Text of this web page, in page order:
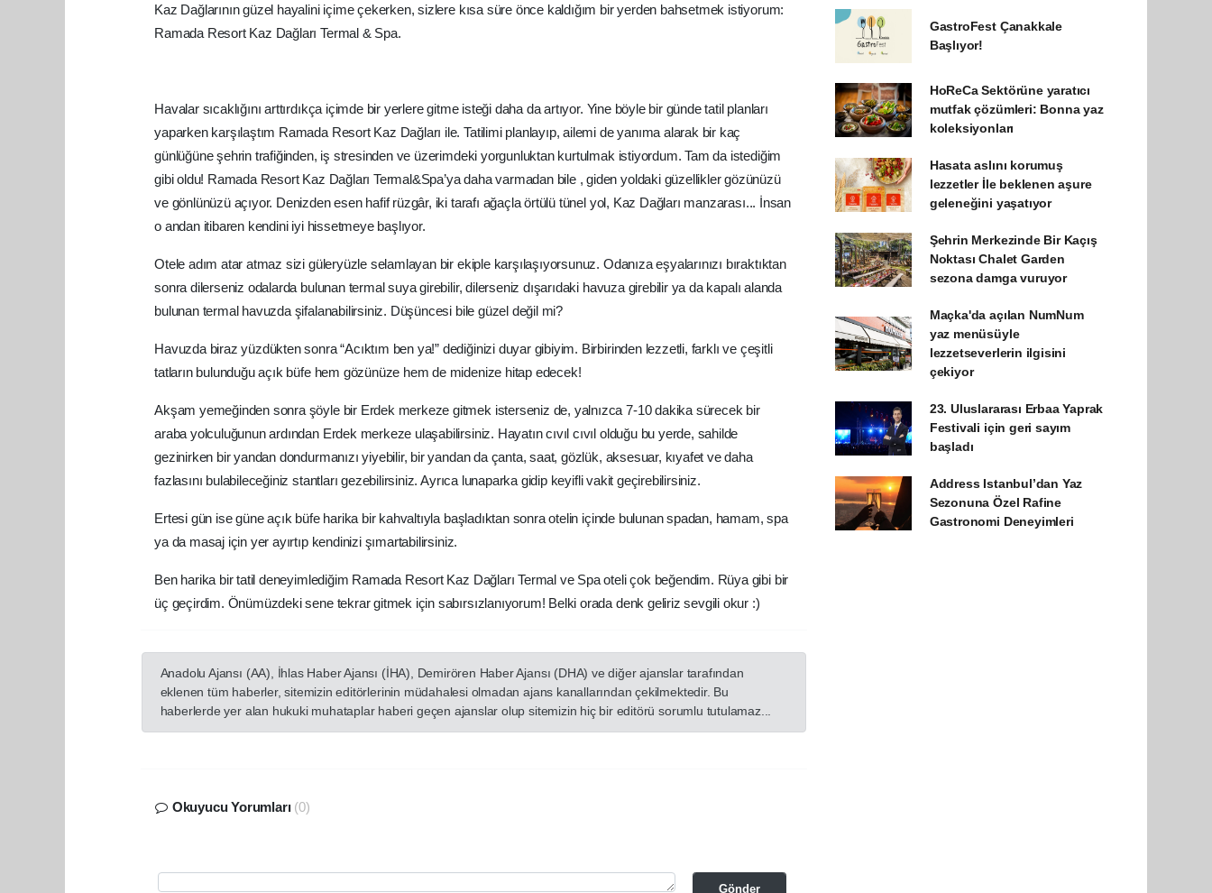
Kaz Dağlarının güzel hayalini içime çekerken, sizlere kısa süre önce kaldığım bir yerden bahsetmek istiyorum:
Ramada Resort Kaz Dağları Termal & Spa.
Havalar sıcaklığını arttırdıkça içimde bir yerlere gitme isteği daha da artıyor. Yine böyle bir günde tatil planları
yaparken karşılaştım Ramada Resort Kaz Dağları ile. Tatilimi planlayıp, ailemi de yanıma alarak bir kaç
günlüğüne şehrin trafiğinden, iş stresinden ve üzerimdeki yorgunluktan kurtulmak istiyordum. Tam da istediğim
gibi oldu! Ramada Resort Kaz Dağları Termal&Spa’ya daha varmadan bile , giden yoldaki güzellikler gözünüzü
ve gönlünüzü açıyor. Denizden esen hafif rüzgâr, iki tarafı ağaçla örtülü tünel yol, Kaz Dağları manzarası... İnsan
o andan itibaren kendini iyi hissetmeye başlıyor.
Otele adım atar atmaz sizi güleryüzle selamlayan bir ekiple karşılaşıyorsunuz. Odanıza eşyalarınızı bıraktıktan
sonra dilerseniz odalarda bulunan termal suya girebilir, dilerseniz dışarıdaki havuza girebilir ya da kapalı alanda
bulunan termal havuzda şifalanabilirsiniz. Düşüncesi bile güzel değil mi?
Havuzda biraz yüzdükten sonra “Acıktım ben ya!” dediğinizi duyar gibiyim. Birbirinden lezzetli, farklı ve çeşitli
tatların bulunduğu açık büfe hem gözünüze hem de midenize hitap edecek!
Akşam yemeğinden sonra şöyle bir Erdek merkeze gitmek isterseniz de, yalnızca 7-10 dakika sürecek bir
araba yolculuğunun ardından Erdek merkeze ulaşabilirsiniz. Hayatın cıvıl cıvıl olduğu bu yerde, sahilde
gezinirken bir yandan dondurmanızı yiyebilir, bir yandan da çanta, saat, gözlük, aksesuar, kıyafet ve daha
fazlasını bulabileceğiniz stantları gezebilirsiniz. Ayrıca lunaparka gidip keyifli vakit geçirebilirsiniz.
Ertesi gün ise güne açık büfe harika bir kahvaltıyla başladıktan sonra otelin içinde bulunan spadan, hamam, spa
ya da masaj için yer ayırtıp kendinizi şımartabilirsiniz.
Ben harika bir tatil deneyimlediğim Ramada Resort Kaz Dağları Termal ve Spa oteli çok beğendim. Rüya gibi bir
üç geçirdim. Önümüzdeki sene tekrar gitmek için sabırsızlanıyorum! Belki orada denk geliriz sevgili okur :)
Anadolu Ajansı (AA), İhlas Haber Ajansı (İHA), Demirören Haber Ajansı (DHA) ve diğer ajanslar tarafından
eklenen tüm haberler, sitemizin editörlerinin müdahalesi olmadan ajans kanallarından çekilmektedir. Bu
haberlerde yer alan hukuki muhataplar haberi geçen ajanslar olup sitemizin hiç bir editörü sorumlu tutulamaz...
Okuyucu Yorumları (0)
Gönder
GastroFest Çanakkale
Başlıyor!
HoReCa Sektörüne yaratıcı
mutfak çözümleri: Bonna yaz
koleksiyonları
Hasata aslını korumuş
lezzetler İle beklenen aşure
geleneğini yaşatıyor
Şehrin Merkezinde Bir Kaçış
Noktası Chalet Garden
sezona damga vuruyor
Maçka'da açılan NumNum
yaz menüsüyle
lezzetseverlerin ilgisini
çekiyor
23. Uluslararası Erbaa Yaprak
Festivali için geri sayım
başladı
Address Istanbul’dan Yaz
Sezonuna Özel Rafine
Gastronomi Deneyimleri